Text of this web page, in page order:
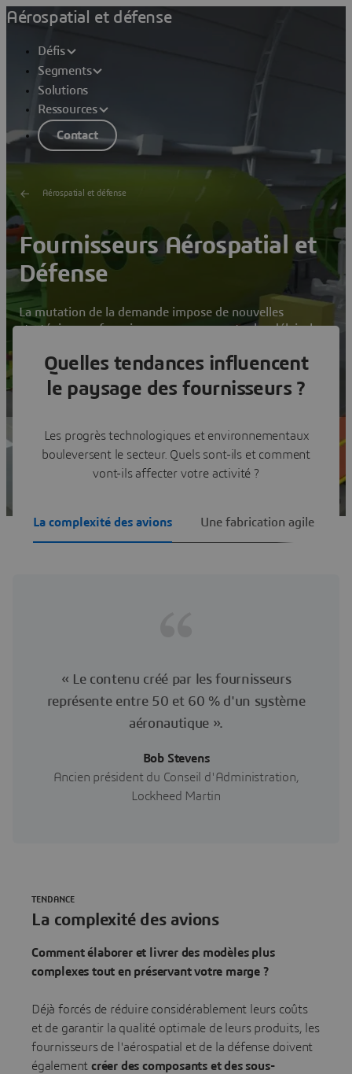
Aérospatial et défense
Défis
Segments
Solutions
Ressources
Contact
Aérospatial et défense
Fournisseurs Aérospatial et
Défense
La mutation de la demande impose de nouvelles
stratégies aux fournisseurs pour respecter les délais, les
Voir les solutions
Paris Airshow 2025
Quelles tendances influencent
le paysage des fournisseurs ?
Les progrès technologiques et environnementaux
bouleversent le secteur. Quels sont-ils et comment
vont-ils affecter votre activité ?
La complexité des avions Une fabrication agile
« Le contenu créé par les fournisseurs
représente entre 50 et 60 % d'un système
aéronautique ».
Bob Stevens
Ancien président du Conseil d'Administration,
Lockheed Martin
La complexité des avions
TENDANCE
Comment élaborer et livrer des modèles plus
complexes tout en préservant votre marge ?
Déjà forcés de réduire considérablement leurs coûts
et de garantir la qualité optimale de leurs produits, les
fournisseurs de l'aérospatial et de la défense doivent
égalementcréer des composants et des sous-